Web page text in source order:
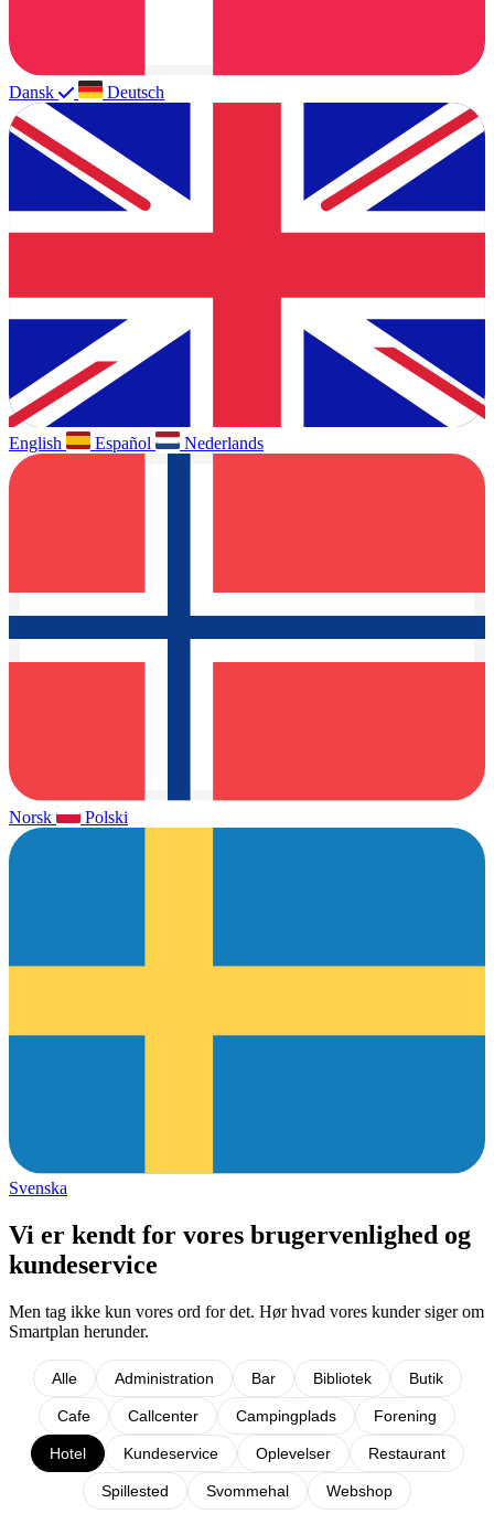
Dansk Deutsch
English Español Nederlands
Norsk Polski
Svenska
Vi er kendt for vores brugervenlighed og
kundeservice
Men tag ikke kun vores ord for det. Hør hvad vores kunder siger om
Smartplan herunder.
Alle Administration Bar Bibliotek Butik
Cafe Callcenter Campingplads Forening
Hotel Kundeservice Oplevelser Restaurant
Spillested Svommehal Webshop